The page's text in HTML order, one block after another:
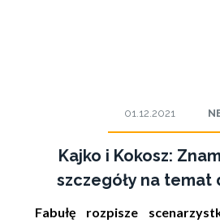
01.12.2021
Kajko i Kokosz:
szczegóły na
Fabułę rozpisze